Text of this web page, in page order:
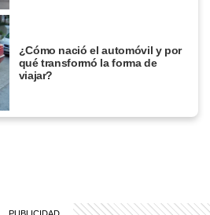
¿Cómo nació el automóvil y por
qué transformó la forma de
viajar?